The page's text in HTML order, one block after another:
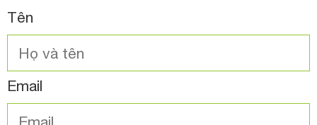
Tên
Email